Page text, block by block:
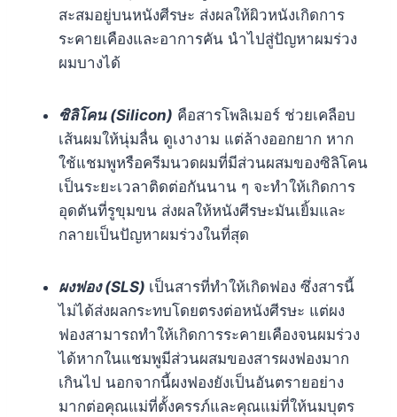
สะสมอยู่บนหนังศีรษะ ส่งผลให้ผิวหนังเกิดการ
ระคายเคืองและอาการคัน นำไปสู่ปัญหาผมร่วง
ผมบางได้
ซิลิโคน (Silicon) คือสารโพลิเมอร์ ช่วยเคลือบ
เส้นผมให้นุ่มลื่น ดูเงางาม แต่ล้างออกยาก หาก
ใช้แชมพูหรือครีมนวดผมที่มีส่วนผสมของซิลิโคน
เป็นระยะเวลาติดต่อกันนาน ๆ จะทำให้เกิดการ
อุดตันที่รูขุมขน ส่งผลให้หนังศีรษะมันเยิ้มและ
กลายเป็นปัญหาผมร่วงในที่สุด
ผงฟอง (SLS) เป็นสารที่ทำให้เกิดฟอง ซึ่งสารนี้
ไม่ได้ส่งผลกระทบโดยตรงต่อหนังศีรษะ แต่ผง
ฟองสามารถทำให้เกิดการระคายเคืองจนผมร่วง
ได้หากในแชมพูมีส่วนผสมของสารผงฟองมาก
เกินไป นอกจากนี้ผงฟองยังเป็นอันตรายอย่าง
มากต่อคุณแม่ที่ตั้งครรภ์และคุณแม่ที่ให้นมบุตร